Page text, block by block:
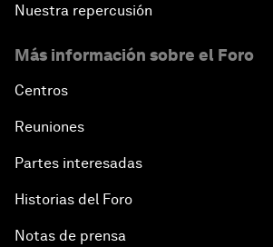
Nuestra repercusión
Más información sobre el Foro
Centros
Reuniones
Partes interesadas
Historias del Foro
Notas de prensa